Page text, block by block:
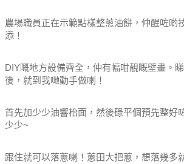
農場職員正在示範點樣整蔥油餅，仲醒咗啲
添！
DIY嘅地方設備齊全，仲有幅咁靚嘅壁畫。
後，就到我哋動手做喇！
首先加少少油響枱面，然後碌平個預先整好
少少~
跟住就可以落蔥喇！蔥田大把蔥，想落幾多